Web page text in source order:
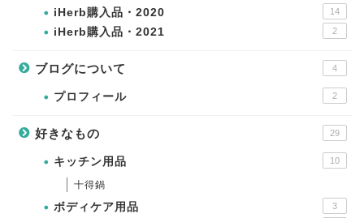
iHerb購入品・2020 14
iHerb購入品・2021 2
ブログについて 4
プロフィール 2
好きなもの 29
キッチン用品 10
十得鍋
ボディケア用品 3